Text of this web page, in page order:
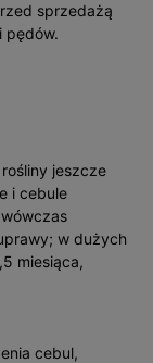
sprzedażą
pędów.
jeszcze
i cebule
w dużych
miesiąca,
cebul,